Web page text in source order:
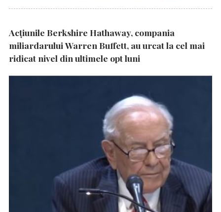
Acțiunile Berkshire Hathaway, compania
miliardarului Warren Buffett, au urcat la cel mai
ridicat nivel din ultimele opt luni